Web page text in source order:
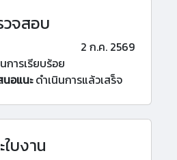
จสอบ
2 ก.ค. 2569
การเรียบร้อย
อแนะดำเนินการแล้วเสร็จ
บงาน